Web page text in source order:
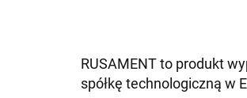
RUSAMENT to produkt
spółkę technologiczną w